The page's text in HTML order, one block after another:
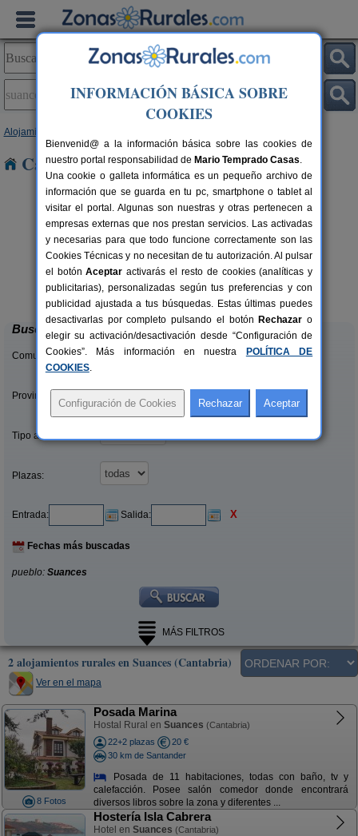
Alojamientos
Casas Rurales en Suances
20+1 pers.
desde25 €
La Casa del Lago de Campoo
Orzales (Cantabria)
Buscar
Comunidades:
Provincias/Islas:
Tipo alquiler:
Plazas:
Entrada: Salida: X
Fechas más buscadas
pueblo: Suances
MÁS FILTROS
2 alojamientos rurales en Suances (Cantabria)
Ver en el mapa
8 Fotos
Posada Marina
Hostal Rural en Suances (Cantabria)
22+2 plazas
20 €
30 km de Santander
Posada de 11 habitaciones, todas con baño, tv y
calefacción. Posee salón comedor donde encontrará
diversos libros sobre la zona y diferentes ...
Hostería Isla Cabrera
Hotel en Suances (Cantabria)
INFORMACIÓN BÁSICA SOBRE
COOKIES
Bienvenid@ a la información básica sobre las cookies de
nuestro portal responsabilidad de Mario Temprado Casas.
Una cookie o galleta informática es un pequeño archivo de
información que se guarda en tu pc, smartphone o tablet al
visitar el portal. Algunas son nuestras y otras pertenecen a
empresas externas que nos prestan servicios. Las activadas
y necesarias para que todo funcione correctamente son las
Cookies Técnicas y no necesitan de tu autorización. Al pulsar
el botónAceptar activarás el resto de cookies (analíticas y
publicitarias), personalizadas según tus preferencias y con
publicidad ajustada a tus búsquedas. Estas últimas puedes
desactivarlas por completo pulsando el botón Rechazar o
elegir su activación/desactivación desde “Configuración de
Cookies”. Más información en nuestra
POLÍTICA DE
COOKIES.